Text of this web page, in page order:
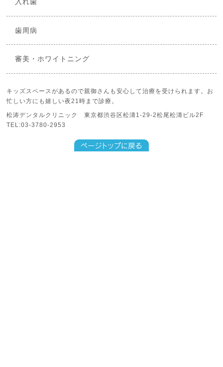
歯周病
審美・ホワイトニング
キッズスペースがあるので親御さんも安心して治療を受けられます。お
忙しい方にも嬉しい夜21時まで診療。
松涛デンタルクリニック 東京都渋谷区松濤1-29-2松尾松濤ビル2F
TEL:03-3780-2953